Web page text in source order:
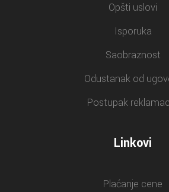
Opšti uslovi
Isporuka
Saobraznost
Odustanak od
Postupak
Linkovi
Plaćanje cene